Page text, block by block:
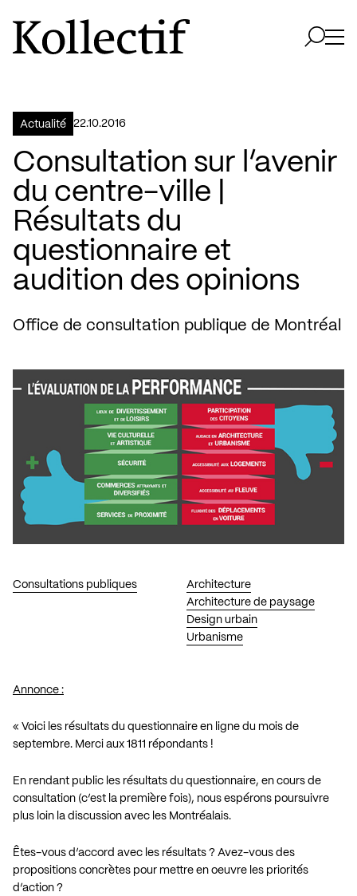
Aller à la page d'accueil
Logo Kollectif
Actualité 22.10.2016
Consultation sur l’avenir
du centre-ville |
Résultats du
questionnaire et
audition des opinions
Office de consultation publique de Montréal
Consultations publiques
Architecture
Architecture de paysage
Design urbain
Urbanisme
Annonce :
« Voici les résultats du questionnaire en ligne du mois de
septembre. Merci aux 1811 répondants !
En rendant public les résultats du questionnaire, en cours de
consultation (c’est la première fois), nous espérons poursuivre
plus loin la discussion avec les Montréalais.
Êtes-vous d’accord avec les résultats ? Avez-vous des
propositions concrètes pour mettre en oeuvre les priorités
d’action ?